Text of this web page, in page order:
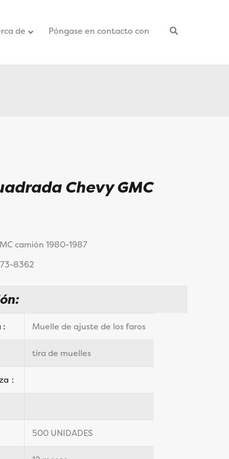
de Póngase en contacto con
Chevy GMC
camión 1980-1987
8362
: Muelle de ajuste de los faros
tira de muelles
：
500 UNIDADES